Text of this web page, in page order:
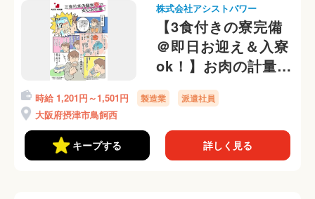
株式会社アシストパワー
【3食付きの寮完備
＠即日お迎え＆入寮
ok！】お肉の計量、
仕分けの軽作業！選
べる勤務時間帯＠
時給 1,201円～1,501円 製造業 派遣社員
大阪府摂津市鳥飼西
キープする 詳しく見る